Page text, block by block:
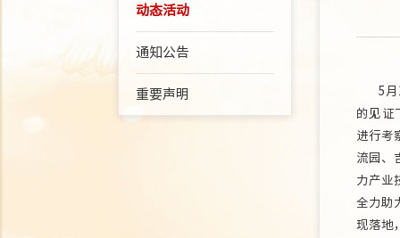
动态活动
通知公告
重要声明
5月13
的见证
进行考
流园、
力产业
全力助
现落地